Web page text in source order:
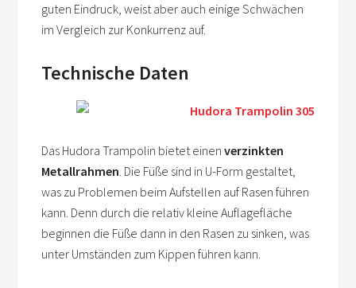
guten Eindruck, weist aber auch einige Schwächen
im Vergleich zur Konkurrenz auf.
Technische Daten
Das Hudora Trampolin bietet einenverzinkten
Metallrahmen. Die Füße sind in U-Form gestaltet,
was zu Problemen beim Aufstellen auf Rasen führen
kann. Denn durch die relativ kleine Auflagefläche
beginnen die Füße dann in den Rasen zu sinken, was
unter Umständen zum Kippen führen kann.